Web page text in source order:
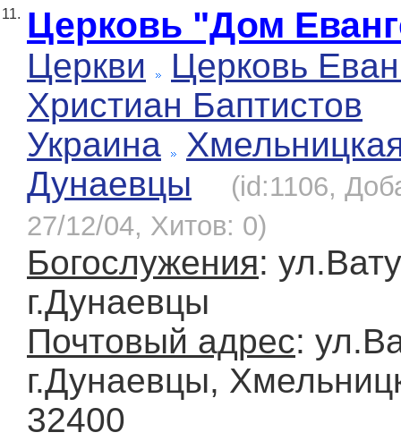
11. Церковь "Дом
Церкви
Церковь
Христиан Баптистов
Украина
Дунаевцы
(id:1106,
27/12/04, Хитов: 0)
Богослужения:
г.Дунаевцы
Почтовый адрес:
г.Дунаевцы,
32400